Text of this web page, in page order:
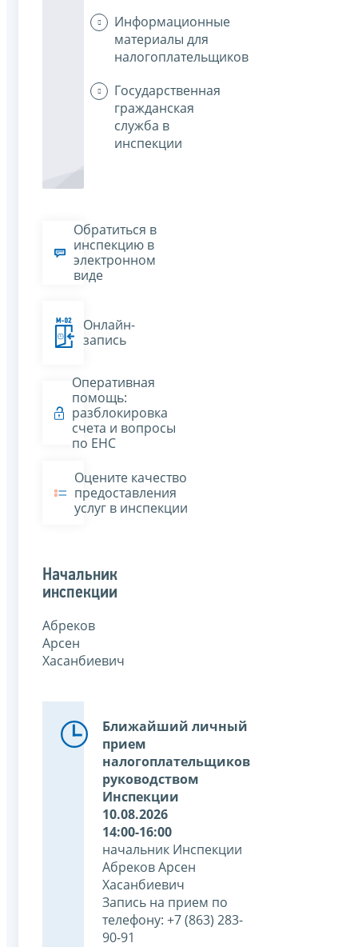
Информационные
материалы для
налогоплательщиков
Государственная
гражданская
служба в
инспекции
Обратиться в
инспекцию в
электронном
виде
Онлайн-
запись
Оперативная
помощь:
разблокировка
счета и вопросы
по ЕНС
Оцените качество
предоставления
услуг в инспекции
Начальник
инспекции
Абреков
Арсен
Хасанбиевич
Ближайший личный
прием
налогоплательщиков
руководством
Инспекции
10.08.2026
14:00-16:00
начальник Инспекции
Абреков Арсен
Хасанбиевич
Запись на прием по
телефону: +7 (863) 283-
90-91